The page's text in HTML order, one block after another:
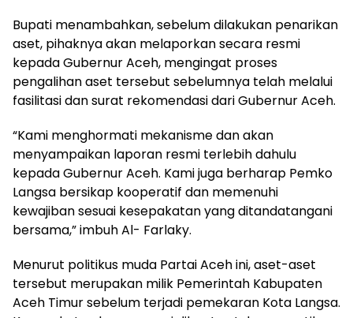
Bupati menambahkan, sebelum dilakukan penarikan
aset, pihaknya akan melaporkan secara resmi
kepada Gubernur Aceh, mengingat proses
pengalihan aset tersebut sebelumnya telah melalui
fasilitasi dan surat rekomendasi dari Gubernur Aceh.
“Kami menghormati mekanisme dan akan
menyampaikan laporan resmi terlebih dahulu
kepada Gubernur Aceh. Kami juga berharap Pemko
Langsa bersikap kooperatif dan memenuhi
kewajiban sesuai kesepakatan yang ditandatangani
bersama,” imbuh Al- Farlaky.
Menurut politikus muda Partai Aceh ini, aset-aset
tersebut merupakan milik Pemerintah Kabupaten
Aceh Timur sebelum terjadi pemekaran Kota Langsa.